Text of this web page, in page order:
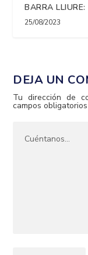
BARRA
25/08/2023
DEJA UN
Tu dirección de
campos